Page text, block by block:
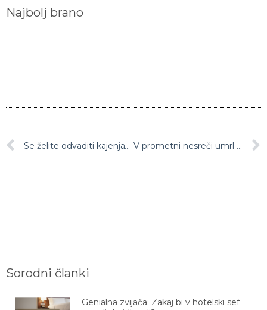
Najbolj brano
Se želite odvaditi kajenja? Rešitev je »vejpanje« V prometni nesreči umrl kolesar
Sorodni članki
Genialna zvijača: Zakaj bi v hotelski sef